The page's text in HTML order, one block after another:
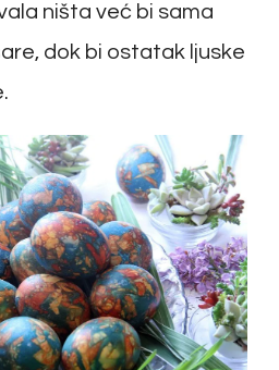
ništa već bi sama
dok bi ostatak ljuske